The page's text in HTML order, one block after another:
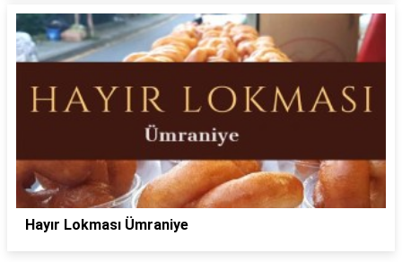
Hayır Lokması Ümraniye